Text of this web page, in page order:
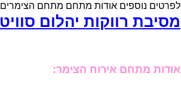
לפרטים נוספים אודות מתחם מתחם הצימרים
מסיבת רווקות יהלום
אודות מתחם אירוח הצימר: